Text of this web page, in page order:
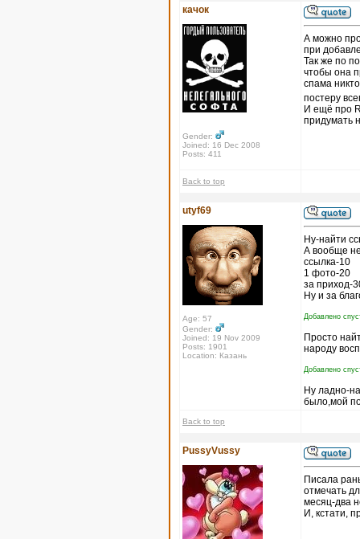
качок
Gender:
Joined: 16 Dec 2008
Posts: 411
А можно
при
Так же по
чтобы она
спама
постеру
И ещё про
придумать
Back to top
utyf69
Age: 57
Gender:
Joined: 19 Nov 2009
Posts: 1901
Location: Казань
Ну-найти
А вообще
ссылка-10
1 фото-20
за приход-
Ну и за
Добавлено
Просто
народу
Добавлено
Ну ладно-
было,мой
Back to top
PussyVussy
Писала
отмечать
месяц-два
И, кстати,